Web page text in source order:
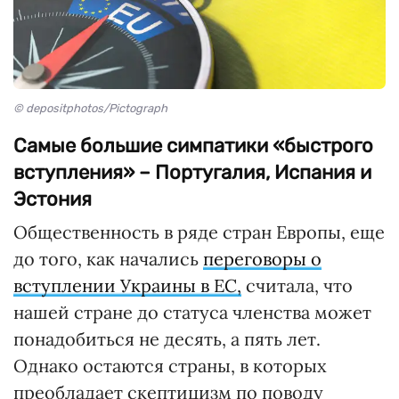
© depositphotos/Pictograph
Самые большие симпатики «быстрого
вступления» – Португалия, Испания и
Эстония
Общественность в ряде стран Европы, еще
до того, как начались переговоры о
вступлении Украины в ЕС, считала, что
нашей стране до статуса членства может
понадобиться не десять, а пять лет.
Однако остаются страны, в которых
преобладает скептицизм по поводу